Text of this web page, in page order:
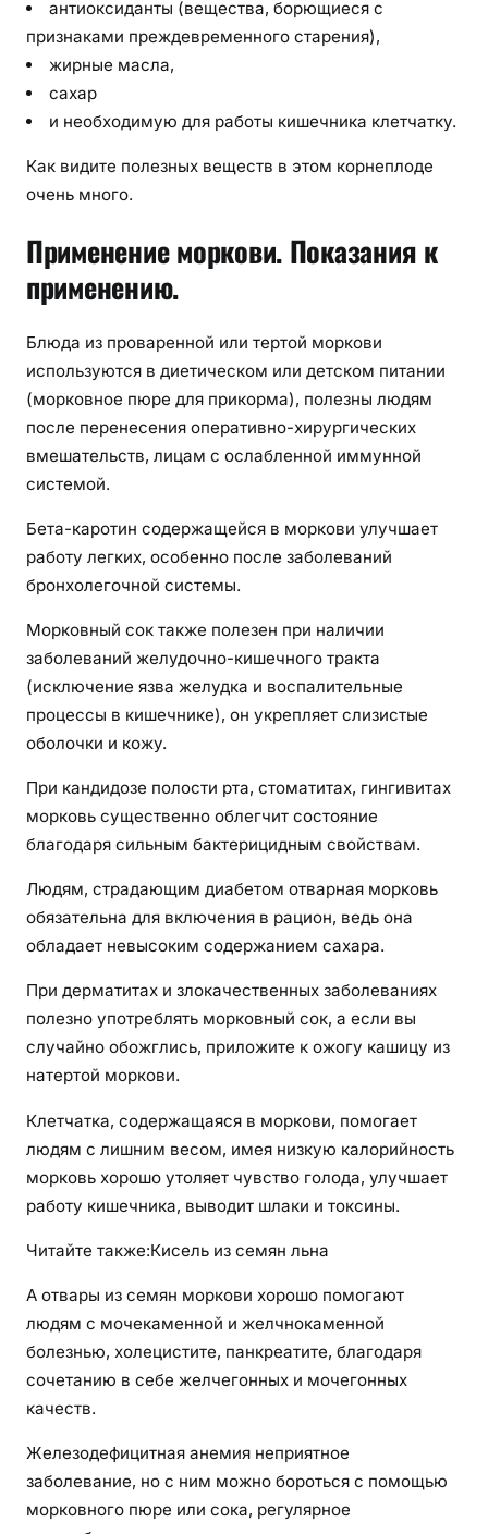
антиоксиданты (вещества, борющиеся с
признаками преждевременного старения),
жирные масла,
сахар
и необходимую для работы кишечника клетчатку.
Как видите полезных веществ в этом корнеплоде
очень много.
Применение моркови. Показания к
применению.
Блюда из проваренной или тертой моркови
используются в диетическом или детском питании
(морковное пюре для прикорма), полезны людям
после перенесения оперативно-хирургических
вмешательств, лицам с ослабленной иммунной
системой.
Бета-каротин содержащейся в моркови улучшает
работу легких, особенно после заболеваний
бронхолегочной системы.
Морковный сок также полезен при наличии
заболеваний желудочно-кишечного тракта
(исключение язва желудка и воспалительные
процессы в кишечнике), он укрепляет слизистые
оболочки и кожу.
При кандидозе полости рта, стоматитах, гингивитах
морковь существенно облегчит состояние
благодаря сильным бактерицидным свойствам.
Людям, страдающим диабетом отварная морковь
обязательна для включения в рацион, ведь она
обладает невысоким содержанием сахара.
При дерматитах и злокачественных заболеваниях
полезно употреблять морковный сок, а если вы
случайно обожглись, приложите к ожогу кашицу из
натертой моркови.
Клетчатка, содержащаяся в моркови, помогает
людям с лишним весом, имея низкую калорийность
морковь хорошо утоляет чувство голода, улучшает
работу кишечника, выводит шлаки и токсины.
Читайте также:Кисель из семян льна
А отвары из семян моркови хорошо помогают
людям с мочекаменной и желчнокаменной
болезнью, холецистите, панкреатите, благодаря
сочетанию в себе желчегонных и мочегонных
качеств.
Железодефицитная анемия неприятное
заболевание, но с ним можно бороться с помощью
морковного пюре или сока, регулярное